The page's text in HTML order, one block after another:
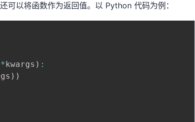
可以将函数作为返回值。以 Python 代码为例：
kwargs ) :
) )